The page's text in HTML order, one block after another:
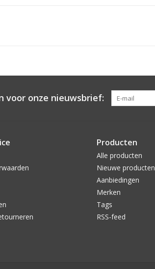
voor onze nieuwsbrief:
Producten
Alle producten
Nieuwe producten
Aanbiedingen
Merken
Tags
RSS-feed